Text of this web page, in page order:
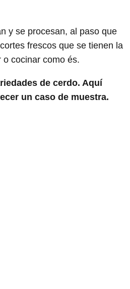
y se procesan, al paso que
frescos que se tienen la
o cocinar como és.
de cerdo. Aquí
un caso de muestra.